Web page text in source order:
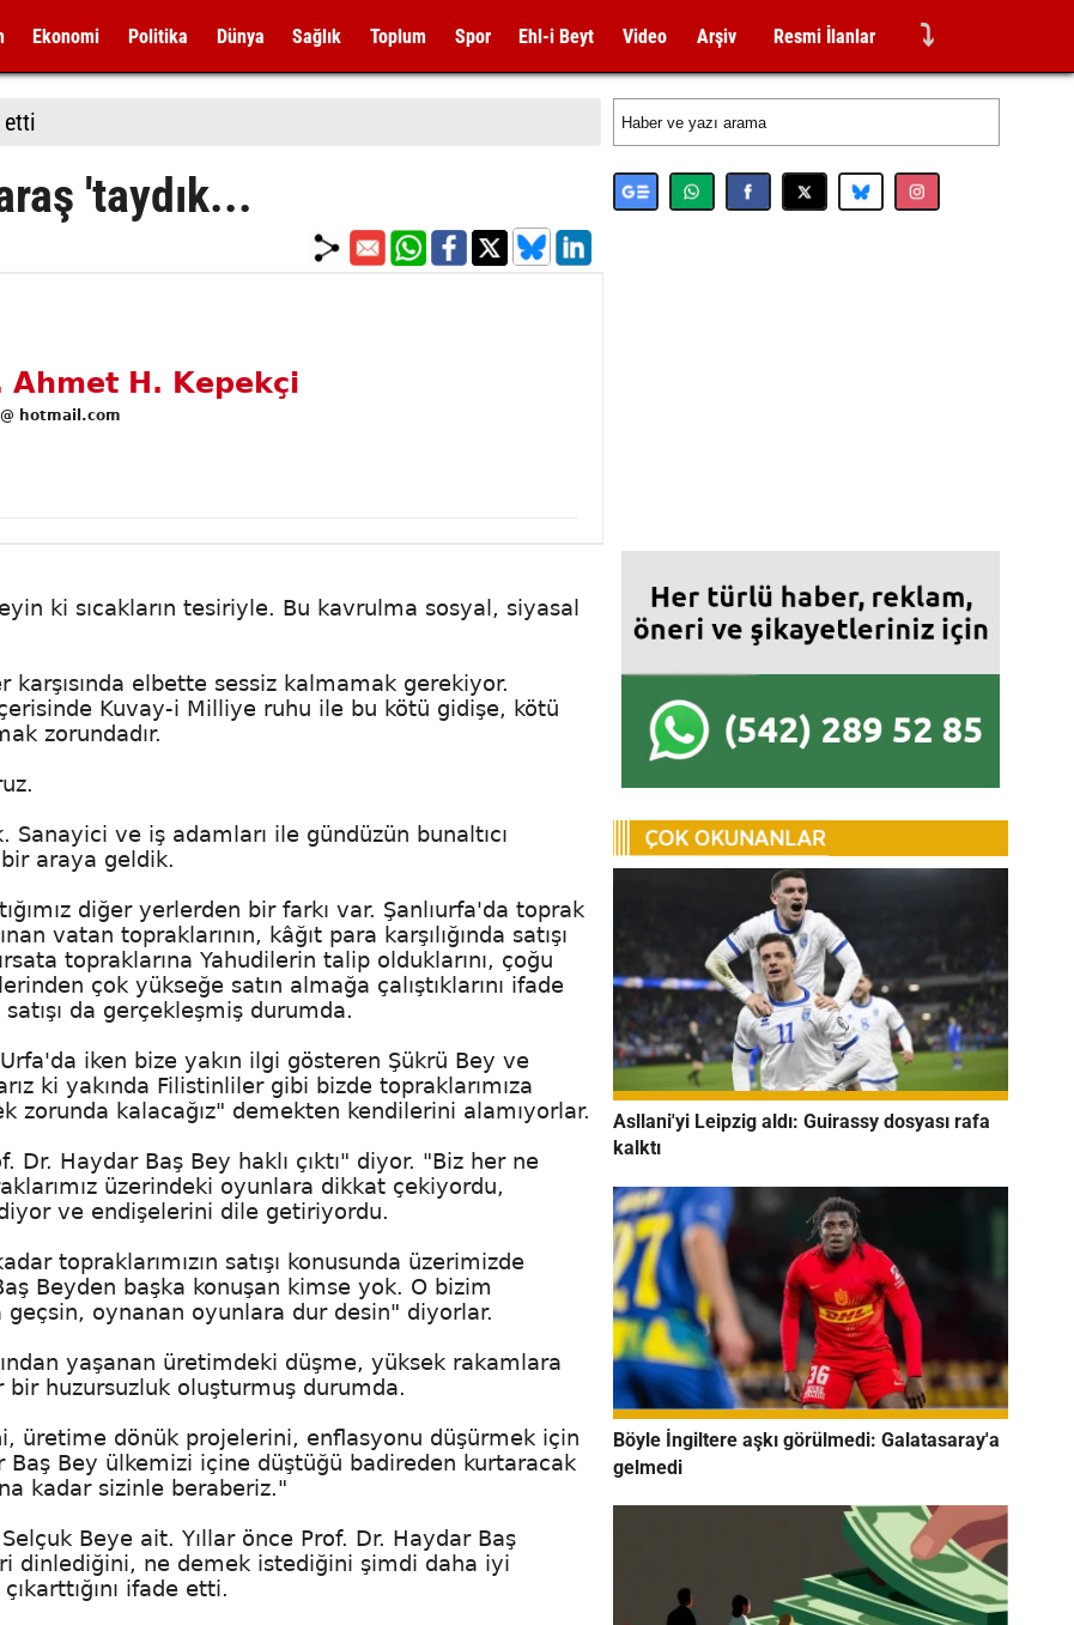
Ekonomi Politika Dünya Sağlık Toplum Spor Ehl-i Beyt Video Arşiv Resmi İlanlar ⤵
etti
'taydık...
Ahmet H. Kepekçi
hotmail.com
ki sıcakların tesiriyle. Bu kavrulma sosyal, siyasal
elbette sessiz kalmamak gerekiyor.
Kuvay-i Milliye ruhu ile bu kötü gidişe, kötü
zorundadır.
ve iş adamları ile gündüzün bunaltıcı
araya geldik.
diğer yerlerden bir farkı var. Şanlıurfa'da toprak
vatan topraklarının, kâğıt para karşılığında satışı
topraklarına Yahudilerin talip olduklarını, çoğu
çok yükseğe satın almağa çalıştıklarını ifade
da gerçekleşmiş durumda.
iken bize yakın ilgi gösteren Şükrü Bey ve
ki yakında Filistinliler gibi bizde topraklarımıza
zorunda kalacağız" demekten kendilerini alamıyorlar.
Haydar Baş Bey haklı çıktı" diyor. "Biz her ne
üzerindeki oyunlara dikkat çekiyordu,
ve endişelerini dile getiriyordu.
topraklarımızın satışı konusunda üzerimizde
Beyden başka konuşan kimse yok. O bizim
oynanan oyunlara dur desin" diyorlar.
yaşanan üretimdeki düşme, yüksek rakamlara
huzursuzluk oluşturmuş durumda.
üretime dönük projelerini, enflasyonu düşürmek için
Bey ülkemizi içine düştüğü badireden kurtaracak
kadar sizinle beraberiz."
Beye ait. Yıllar önce Prof. Dr. Haydar Baş
dinlediğini, ne demek istediğini şimdi daha iyi
ifade etti.
Asllani'yi Leipzig aldı: Guirassy dosyası rafa
kalktı
Böyle İngiltere aşkı görülmedi: Galatasaray'a
gelmedi